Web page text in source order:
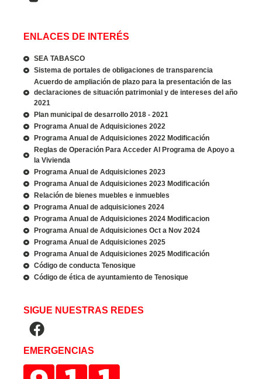
ENLACES DE INTERÉS
SEA TABASCO
Sistema de portales de obligaciones de transparencia
Acuerdo de ampliación de plazo para la presentación de las
declaraciones de situación patrimonial y de intereses del año
2021
Plan municipal de desarrollo 2018 - 2021
Programa Anual de Adquisiciones 2022
Programa Anual de Adquisiciones 2022 Modificación
Reglas de Operación Para Acceder Al Programa de Apoyo a
la Vivienda
Programa Anual de Adquisiciones 2023
Programa Anual de Adquisiciones 2023 Modificación
Relación de bienes muebles e inmuebles
Programa Anual de adquisiciones 2024
Programa Anual de Adquisiciones 2024 Modificacion
Programa Anual de Adquisiciones Oct a Nov 2024
Programa Anual de Adquisiciones 2025
Programa Anual de Adquisiciones 2025 Modificación
Código de conducta Tenosique
Código de ética de ayuntamiento de Tenosique
SIGUE NUESTRAS REDES
EMERGENCIAS